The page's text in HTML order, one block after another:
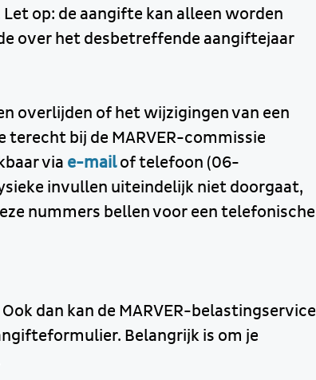
op: de aangifte kan alleen worden
over het desbetreffende aangiftejaar
overlijden of het wijzigingen van een
bij de MARVER-commissie
via e-mailof telefoon (06-
invullen uiteindelijk niet doorgaat,
nummers bellen voor een telefonische
dan kan de MARVER-belastingservice
Belangrijk is om je